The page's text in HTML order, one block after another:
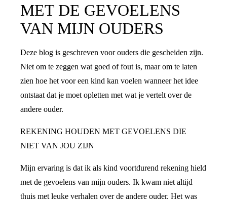
MET DE GEVOELENS
VAN MIJN OUDERS
Deze blog is geschreven voor ouders die gescheiden zijn.
Niet om te zeggen wat goed of fout is, maar om te laten
zien hoe het voor een kind kan voelen wanneer het idee
ontstaat dat je moet opletten met wat je vertelt over de
andere ouder.
REKENING HOUDEN MET GEVOELENS DIE
NIET VAN JOU ZIJN
Mijn ervaring is dat ik als kind voortdurend rekening hield
met de gevoelens van mijn ouders. Ik kwam niet altijd
thuis met leuke verhalen over de andere ouder. Het was